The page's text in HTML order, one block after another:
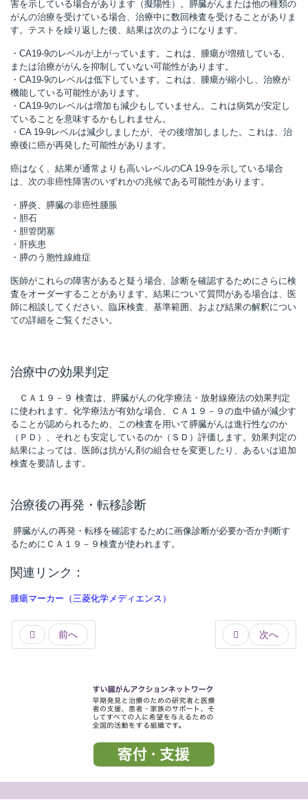
害を示している場合があります（擬陽性）。膵臓がんまたは他の種類の
がんの治療を受けている場合、治療中に数回検査を受けることがありま
す。テストを繰り返した後、結果は次のようになります。
・CA19-9のレベルが上がっています。これは、腫瘍が増殖している、
または治療ががんを抑制していない可能性があります。
・CA19-9のレベルは低下しています。これは、腫瘍が縮小し、治療が
機能している可能性があります。
・CA19-9のレベルは増加も減少もしていません。これは病気が安定し
ていることを意味するかもしれません。
・CA 19-9レベルは減少しましたが、その後増加しました。これは、治
療後に癌が再発した可能性があります。
癌はなく、結果が通常よりも高いレベルのCA 19-9を示している場合
は、次の非癌性障害のいずれかの兆候である可能性があります。
・膵炎、膵臓の非癌性腫脹
・胆石
・胆管閉塞
・肝疾患
・膵のう胞性線維症
医師がこれらの障害があると疑う場合、診断を確認するためにさらに検
査をオーダーすることがあります。結果について質問がある場合は、医
師に相談してください。臨床検査、基準範囲、および結果の解釈につい
ての詳細をご覧ください。
治療中の効果判定
ＣＡ１９－９ 検査は、膵臓がんの化学療法・放射線療法の効果判定
に使われます。化学療法が有効な場合、ＣＡ１９－９の血中値が減少す
ることが認められるため、この検査を用いて膵臓がんは進行性なのか
（ＰＤ）、それとも安定しているのか（ＳＤ）評価します。効果判定の
結果によっては、医師は抗がん剤の組合せを変更したり、あるいは追加
検査を要請します。
治療後の再発・転移診断
膵臓がんの再発・転移を確認するために画像診断が必要か否か判断す
るためにＣＡ１９－９検査が使われます。
関連リンク：
腫瘍マーカー（三菱化学メディエンス）
前へ 次へ